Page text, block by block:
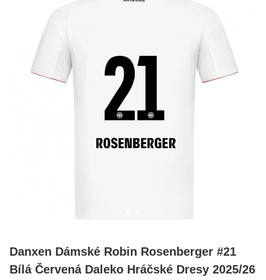
Danxen Dámské Robin Rosenberger #21
Bílá Červená Daleko Hráčské Dresy 2025/26